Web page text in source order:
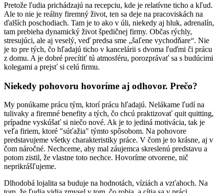
Pretože ľudia prichádzajú na recepciu, kde je relatívne ticho a kľud.
Ale to nie je reálny firemný život, ten sa deje na pracoviskách na
ďalších poschodiach. Tam je to ako v úli, niekedy aj hluk, adrenalín,
tam prebieha dynamický život špedičnej firmy. Občas rýchly,
stresujúci, ale aj veselý, veď predsa sme „šaľene vychodňare“. Nie
je to pre tých, čo hľadajú ticho v kancelárii s dvoma ľuďmi či prácu
z domu. A je dobré precítiť tú atmosféru, porozprávať sa s budúcimi
kolegami a prejsť si celú firmu.
Niekedy pohovoru hovoríme aj odhovor. Prečo?
My ponúkame prácu tým, ktorí prácu hľadajú. Nelákame ľudí na
tulivaky a firemné benefity a tých, čo chcú praktizovať quit quitting,
prípadne vyskúšať si niečo nové. Ak je to jediná motivácia, tak je
veľa firiem, ktoré "súťažia" týmto spôsobom. Na pohovore
predstavujeme všetky charakteristiky práce. V čom je to krásne, aj v
čom náročné. Nechceme, aby mal záujemca skreslenú predstavu a
potom zistil, že vlastne toto nechce. Hovoríme otvorene, nič
neprikrášľujeme.
Dlhodobá lojalita sa buduje na hodnotách, víziách a vzťahoch. Na